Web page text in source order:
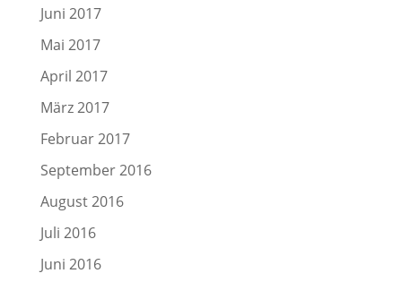
Juni 2017
Mai 2017
April 2017
März 2017
Februar 2017
September 2016
August 2016
Juli 2016
Juni 2016